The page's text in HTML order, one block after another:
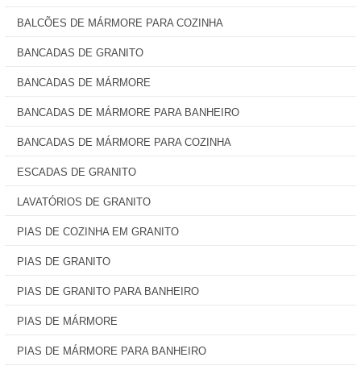
BALCÕES DE MÁRMORE PARA COZINHA
BANCADAS DE GRANITO
BANCADAS DE MÁRMORE
BANCADAS DE MÁRMORE PARA BANHEIRO
BANCADAS DE MÁRMORE PARA COZINHA
ESCADAS DE GRANITO
LAVATÓRIOS DE GRANITO
PIAS DE COZINHA EM GRANITO
PIAS DE GRANITO
PIAS DE GRANITO PARA BANHEIRO
PIAS DE MÁRMORE
PIAS DE MÁRMORE PARA BANHEIRO